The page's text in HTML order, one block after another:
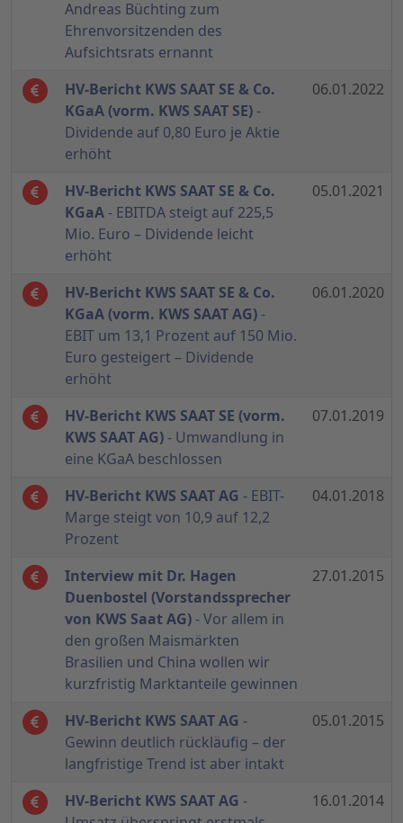
Andreas Büchting zum
Ehrenvorsitzenden des
Aufsichtsrats ernannt
HV-Bericht KWS SAAT SE & Co.
KGaA (vorm. KWS SAAT SE) -
Dividende auf 0,80 Euro je Aktie
erhöht
06.01.2022
HV-Bericht KWS SAAT SE & Co.
KGaA- EBITDA steigt auf 225,5
Mio. Euro – Dividende leicht
erhöht
05.01.2021
HV-Bericht KWS SAAT SE & Co.
KGaA (vorm. KWS SAAT AG) -
EBIT um 13,1 Prozent auf 150 Mio.
Euro gesteigert – Dividende
erhöht
06.01.2020
HV-Bericht KWS SAAT SE (vorm.
KWS SAAT AG)- Umwandlung in
eine KGaA beschlossen
07.01.2019
HV-Bericht KWS SAAT AG - EBIT-
Marge steigt von 10,9 auf 12,2
Prozent
04.01.2018
Interview mit Dr. Hagen
Duenbostel (Vorstandssprecher
von KWS Saat AG)- Vor allem in
den großen Maismärkten
Brasilien und China wollen wir
kurzfristig Marktanteile gewinnen
27.01.2015
HV-Bericht KWS SAAT AG -
Gewinn deutlich rückläufig – der
langfristige Trend ist aber intakt
05.01.2015
HV-Bericht KWS SAAT AG -
16.01.2014